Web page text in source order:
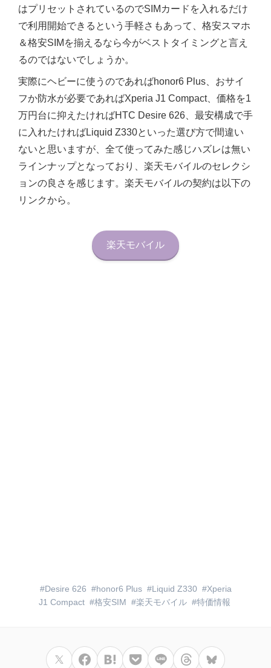
はプリセットされているのでSIMカードを入れるだけ
で利用開始できるという手軽さもあって、格安スマホ
＆格安SIMを揃えるなら今がベストタイミングと言え
るのではないでしょうか。
実際にヘビーに使うのであればhonor6 Plus、おサイ
フか防水が必要であればXperia J1 Compact、価格を1
万円台に抑えたければHTC Desire 626、最安構成で手
に入れたければLiquid Z330といった選び方で間違い
ないと思いますが、全て使ってみた感じハズレは無い
ラインナップとなっており、楽天モバイルのセレクシ
ョンの良さを感じます。楽天モバイルの契約は以下の
リンクから。
楽天モバイル
Desire 626 honor6 Plus Liquid Z330
Xperia
J1 Compact
格安SIM 楽天モバイル 特価情報